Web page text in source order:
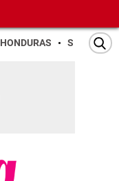
HONDURAS SAN PEDRO